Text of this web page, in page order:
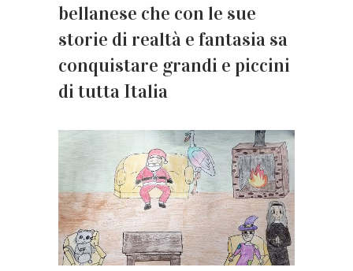
bellanese che con le sue
storie di realtà e fantasia sa
conquistare grandi e piccini
di tutta Italia